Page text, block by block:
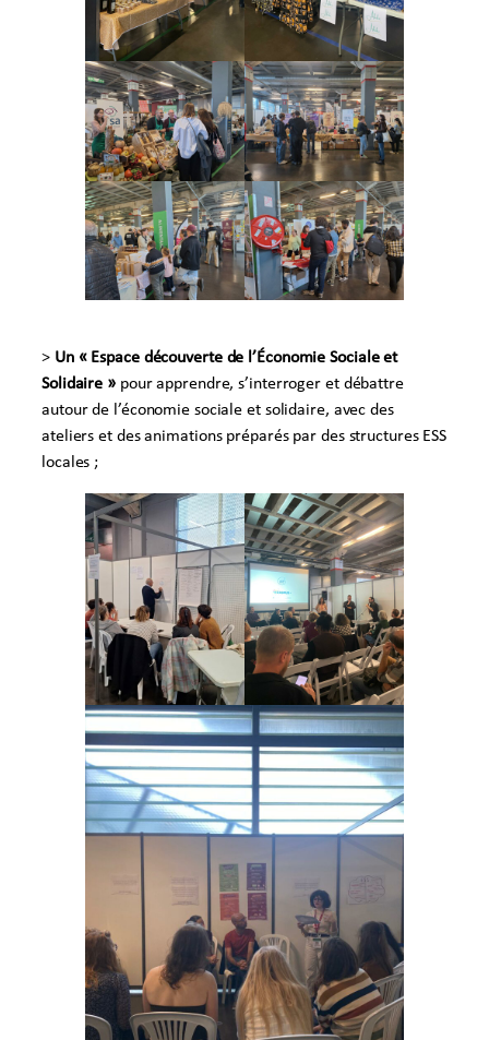
> Un « Espace découverte de l’Économie Sociale et
Solidaire »pour apprendre, s’interroger et débattre
autour de l’économie sociale et solidaire, avec des
ateliers et des animations préparés par des structures ESS
locales ;